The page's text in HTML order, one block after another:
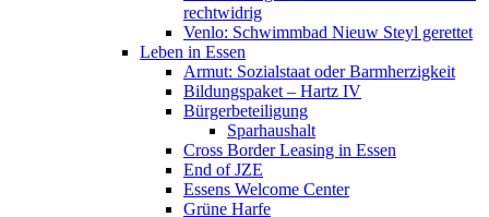
rechtwidrig
Venlo: Schwimmbad Nieuw Steyl gerettet
Leben in Essen
Armut: Sozialstaat oder Barmherzigkeit
Bildungspaket – Hartz IV
Bürgerbeteiligung
Sparhaushalt
Cross Border Leasing in Essen
End of JZE
Essens Welcome Center
Grüne Harfe